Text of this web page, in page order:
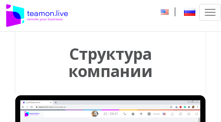
|
Структура
компании